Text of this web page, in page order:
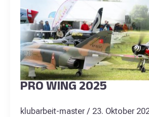
PRO WING 2025
klubarbeit-master
23. Oktober